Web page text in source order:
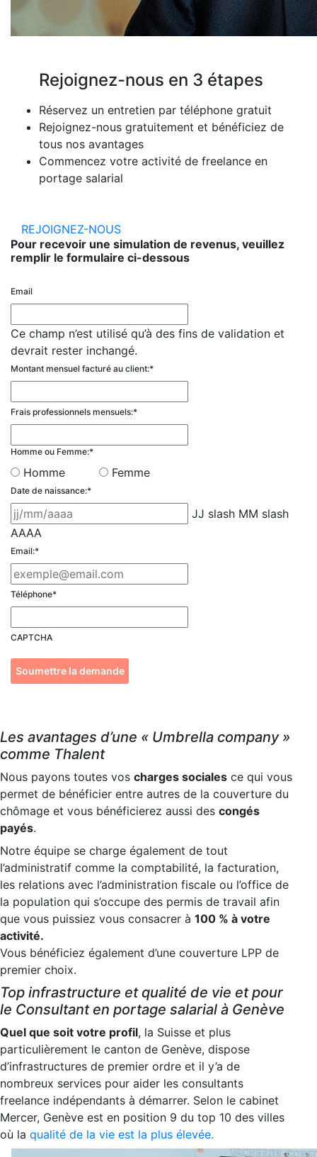
Rejoignez-nous en 3 étapes
Réservez un entretien par téléphone gratuit
Rejoignez-nous gratuitement et bénéficiez de
tous nos avantages
Commencez votre activité de freelance en
portage salarial
REJOIGNEZ-NOUS
Pour recevoir une simulation de revenus, veuillez
remplir le formulaire ci-dessous
Email
Ce champ n’est utilisé qu’à des fins de validation et
devrait rester inchangé.
Montant mensuel facturé au client:*
Frais professionnels mensuels:*
Homme ou Femme:*
Homme Femme
Date de naissance:*
JJ slash MM slash
AAAA
Email:*
Téléphone*
CAPTCHA
Les avantages d’une « Umbrella company »
comme Thalent
Nous payons toutes vos charges sociales ce qui vous
permet de bénéficier entre autres de la couverture du
chômage et vous bénéficierez aussi des congés
payés.
Notre équipe se charge également de tout
l’administratif comme la comptabilité, la facturation,
les relations avec l’administration fiscale ou l’office de
la population qui s’occupe des permis de travail afin
que vous puissiez vous consacrer à 100 % à votre
activité.
Vous bénéficiez également d’une couverture LPP de
premier choix.
Top infrastructure et qualité de vie et pour
le Consultant en portage salarial à Genève
Quel que soit votre profil, la Suisse et plus
particulièrement le canton de Genève, dispose
d’infrastructures de premier ordre et il y’a de
nombreux services pour aider les consultants
freelance indépendants à démarrer. Selon le cabinet
Mercer, Genève est en position 9 du top 10 des villes
où la qualité de la vie est la plus élevée.